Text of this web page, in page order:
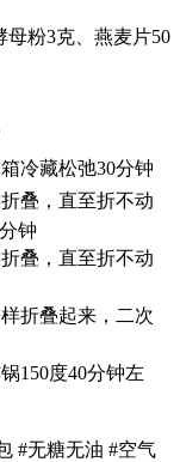
母粉3克、燕麦片50
冷藏松弛30分钟
叠，直至折不动
钟
叠，直至折不动
折叠起来，二次
150度40分钟左
#无糖无油 #空气